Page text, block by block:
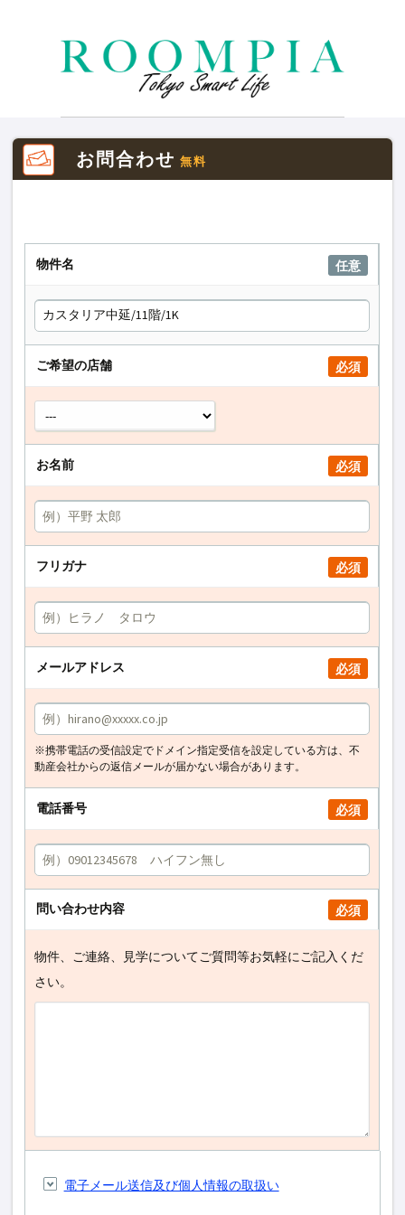
お問合わせ 無料
物件名 任意
ご希望の店舗 必須
お名前 必須
フリガナ 必須
メールアドレス 必須
※携帯電話の受信設定でドメイン指定受信を設定している方は、不
動産会社からの返信メールが届かない場合があります。
電話番号 必須
問い合わせ内容 必須
物件、ご連絡、見学についてご質問等お気軽にご記入くだ
さい。
電子メール送信及び個人情報の取扱い